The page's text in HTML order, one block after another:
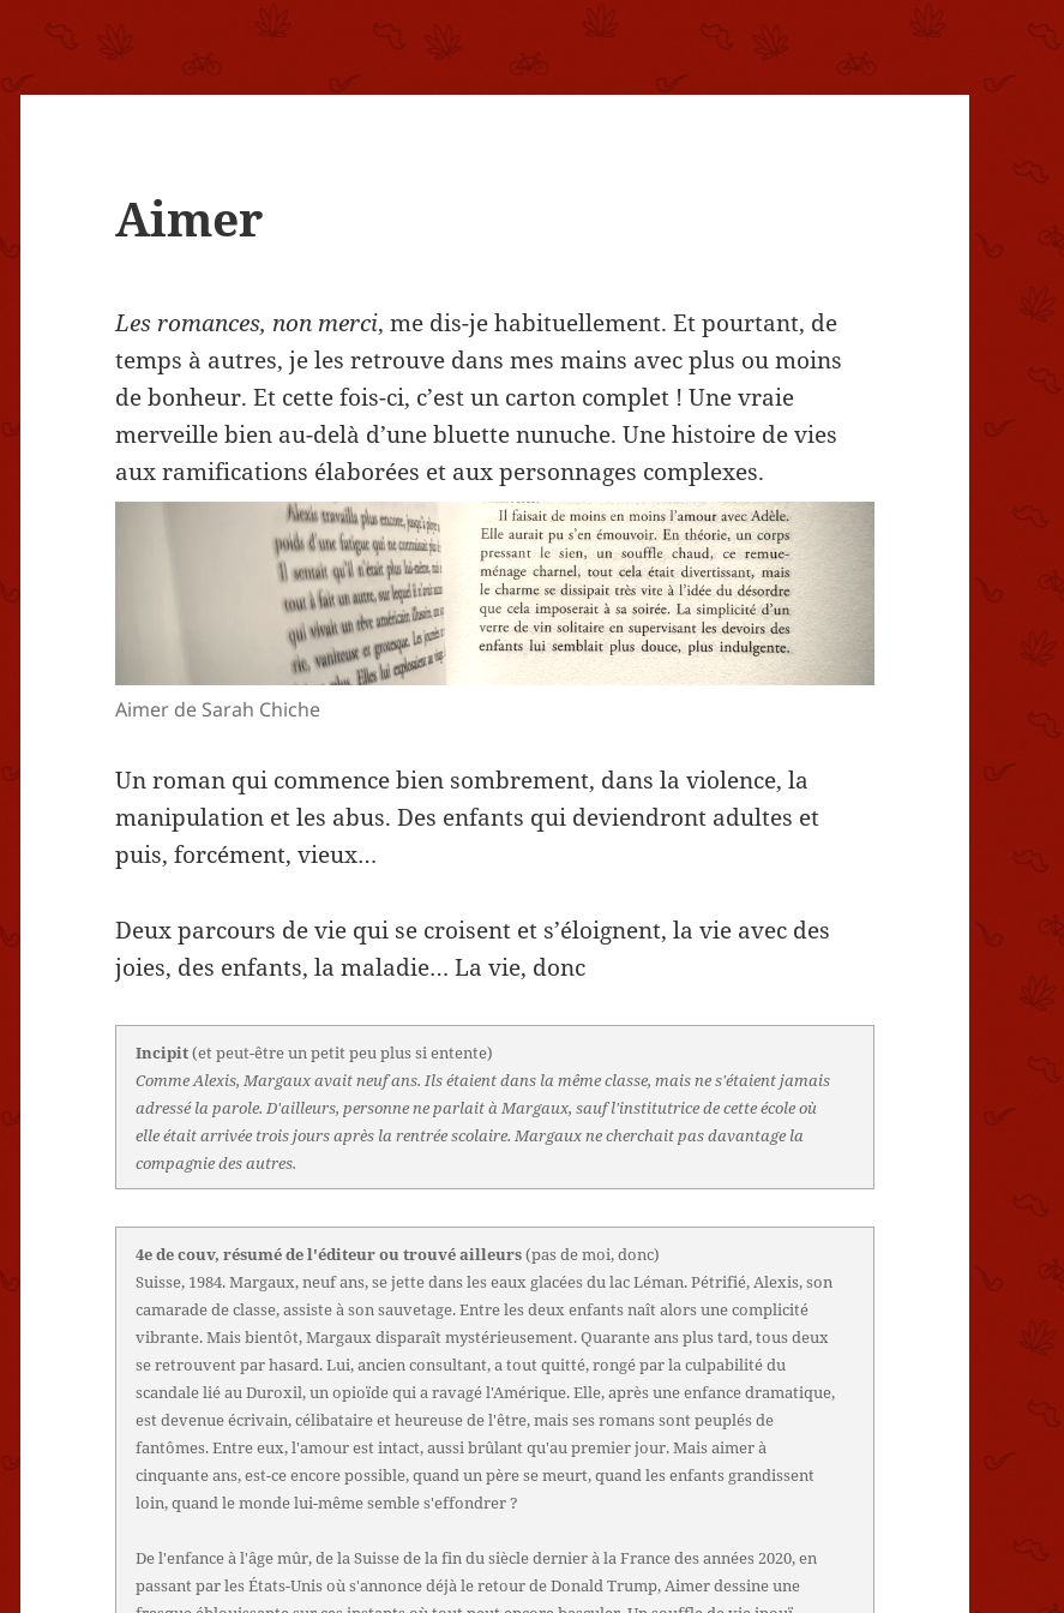
Aimer
Les romances, non merci, me dis-je habituellement. Et pourtant, de
temps à autres, je les retrouve dans mes mains avec plus ou moins
de bonheur. Et cette fois-ci, c’est un carton complet ! Une vraie
merveille bien au-delà d’une bluette nunuche. Une histoire de vies
aux ramifications élaborées et aux personnages complexes.
Aimer de Sarah Chiche
Un roman qui commence bien sombrement, dans la violence, la
manipulation et les abus. Des enfants qui deviendront adultes et
puis, forcément, vieux…
Deux parcours de vie qui se croisent et s’éloignent, la vie avec des
joies, des enfants, la maladie… La vie, donc
Incipit(et peut-être un petit peu plus si entente)
Comme Alexis, Margaux avait neuf ans. Ils étaient dans la même classe, mais ne s'étaient jamais
adressé la parole. D'ailleurs, personne ne parlait à Margaux, sauf l'institutrice de cette école où
elle était arrivée trois jours après la rentrée scolaire. Margaux ne cherchait pas davantage la
compagnie des autres.
4e de couv, résumé de l'éditeur ou trouvé ailleurs(pas de moi, donc)
Suisse, 1984. Margaux, neuf ans, se jette dans les eaux glacées du lac Léman. Pétrifié, Alexis, son
camarade de classe, assiste à son sauvetage. Entre les deux enfants naît alors une complicité
vibrante. Mais bientôt, Margaux disparaît mystérieusement. Quarante ans plus tard, tous deux
se retrouvent par hasard. Lui, ancien consultant, a tout quitté, rongé par la culpabilité du
scandale lié au Duroxil, un opioïde qui a ravagé l'Amérique. Elle, après une enfance dramatique,
est devenue écrivain, célibataire et heureuse de l'être, mais ses romans sont peuplés de
fantômes. Entre eux, l'amour est intact, aussi brûlant qu'au premier jour. Mais aimer à
cinquante ans, est-ce encore possible, quand un père se meurt, quand les enfants grandissent
loin, quand le monde lui-même semble s'effondrer ?
De l'enfance à l'âge mûr, de la Suisse de la fin du siècle dernier à la France des années 2020, en
passant par les États-Unis où s'annonce déjà le retour de Donald Trump, Aimer dessine une